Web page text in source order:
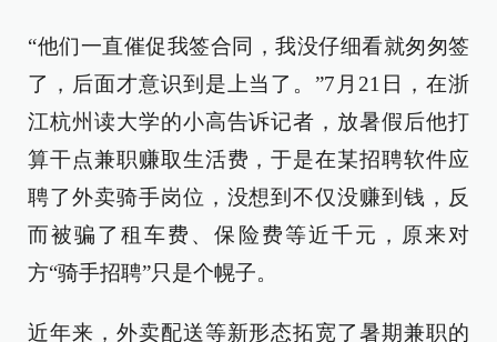
“他们一直催促我签合同，我没仔细看就匆匆签
了，后面才意识到是上当了。”7月21日，在浙
江杭州读大学的小高告诉记者，放暑假后他打
算干点兼职赚取生活费，于是在某招聘软件应
聘了外卖骑手岗位，没想到不仅没赚到钱，反
而被骗了租车费、保险费等近千元，原来对
方“骑手招聘”只是个幌子。
近年来，外卖配送等新形态拓宽了暑期兼职的